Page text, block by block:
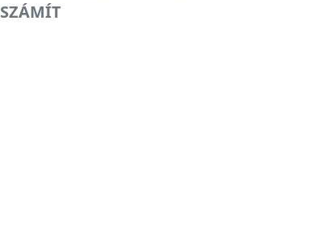
SZÁMÍT